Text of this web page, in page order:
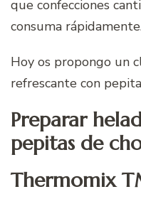
que confecciones
consuma
Hoy os propongo un
refrescante con
Preparar
pepitas de
Thermomix